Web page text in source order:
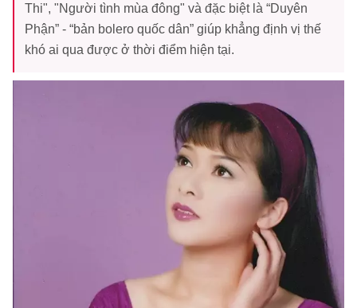
Thi", "Người tình mùa đông" và đặc biệt là “Duyên
Phận” - “bản bolero quốc dân” giúp khẳng định vị thế
khó ai qua được ở thời điểm hiện tại.